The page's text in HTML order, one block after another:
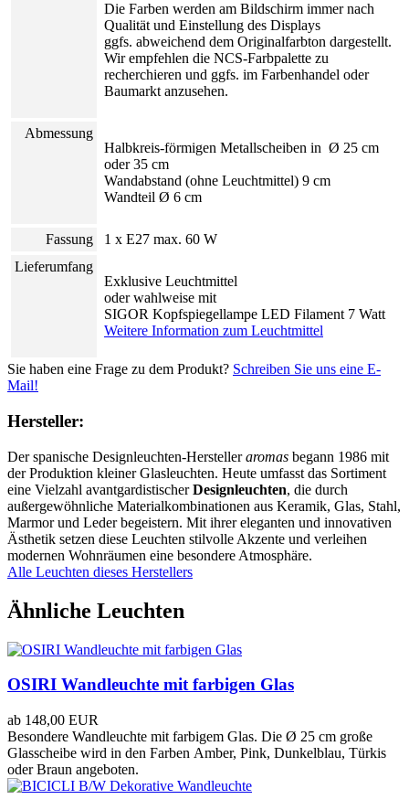
Die Farben werden am Bildschirm immer nach
Qualität und Einstellung des Displays
ggfs. abweichend dem Originalfarbton dargestellt.
Wir empfehlen die NCS-Farbpalette zu
recherchieren und ggfs. im Farbenhandel oder
Baumarkt anzusehen.
Abmessung
Halbkreis-förmigen Metallscheiben in Ø 25 cm
oder 35 cm
Wandabstand (ohne Leuchtmittel) 9 cm
Wandteil Ø 6 cm
Fassung
1 x E27 max. 60 W
Lieferumfang
Exklusive Leuchtmittel
oder wahlweise mit
SIGOR Kopfspiegellampe LED Filament 7 Watt
Weitere Information zum Leuchtmittel
Sie haben eine Frage zu dem Produkt? Schreiben Sie uns eine E-
Mail!
Hersteller:
Der spanische Designleuchten-Herstelleraromas begann 1986 mit
der Produktion kleiner Glasleuchten. Heute umfasst das Sortiment
eine Vielzahl avantgardistischerDesignleuchten, die durch
außergewöhnliche Materialkombinationen aus Keramik, Glas, Stahl,
Marmor und Leder begeistern. Mit ihrer eleganten und innovativen
Ästhetik setzen diese Leuchten stilvolle Akzente und verleihen
modernen Wohnräumen eine besondere Atmosphäre.
Alle Leuchten dieses Herstellers
Ähnliche Leuchten
OSIRI Wandleuchte mit farbigen Glas
ab 148,00 EUR
Besondere Wandleuchte mit farbigem Glas. Die Ø 25 cm große
Glasscheibe wird in den Farben Amber, Pink, Dunkelblau, Türkis
oder Braun angeboten.